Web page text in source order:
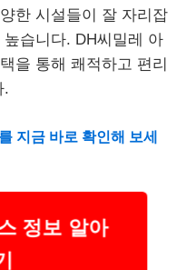
한 시설들이 잘 자리잡
습니다. DH씨밀레 아
을 통해 쾌적하고 편리
.
지금 바로 확인해 보세
정보 알아